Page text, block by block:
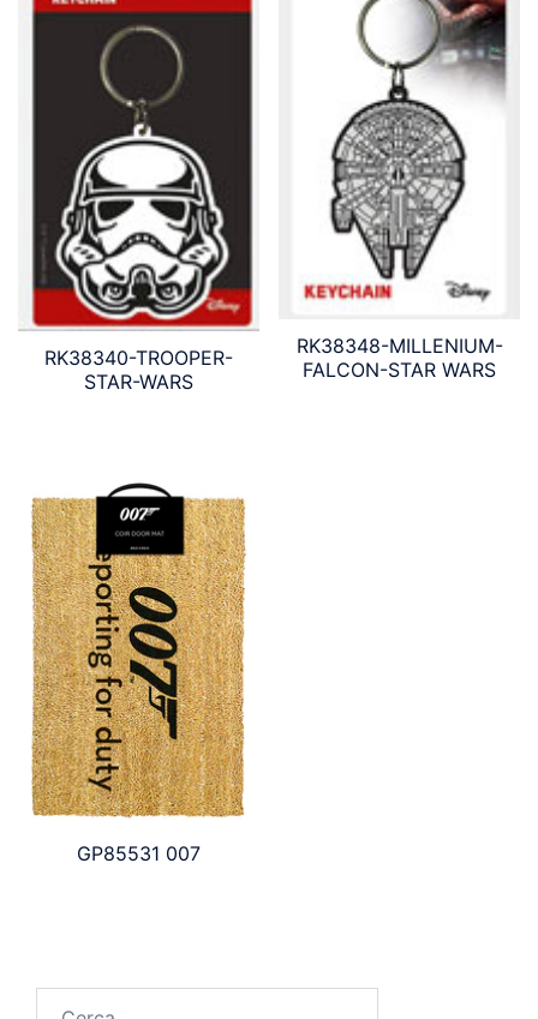
RK38340-TROOPER-
STAR-WARS
RK38348-MILLENIUM-
FALCON-STAR WARS
GP85531 007